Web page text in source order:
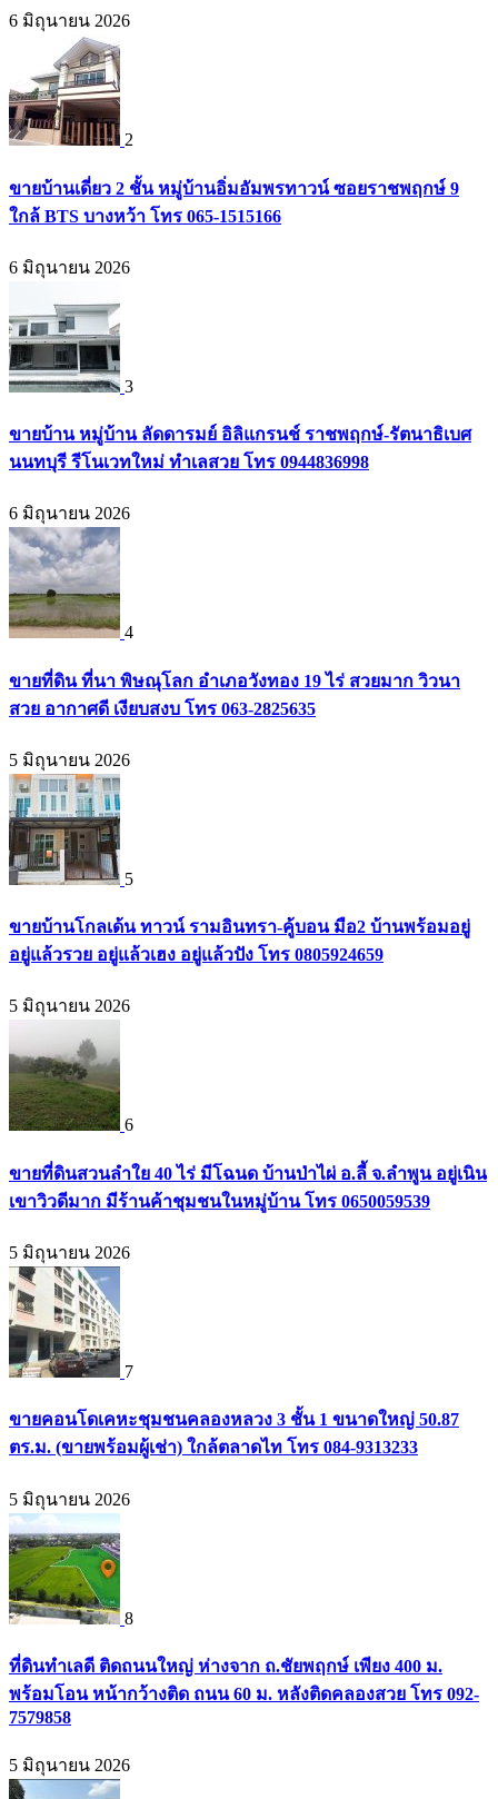
6 มิถุนายน 2026
2
ขายบ้านเดี่ยว 2 ชั้น หมู่บ้านอิ่มอัมพรทาวน์ ซอยราชพฤกษ์ 9
ใกล้ BTS บางหว้า โทร 065-1515166
6 มิถุนายน 2026
3
ขายบ้าน หมู่บ้าน ลัดดารมย์ อิลิแกรนช์ ราชพฤกษ์-รัตนาธิเบศ
นนทบุรี รีโนเวทใหม่ ทำเลสวย โทร 0944836998
6 มิถุนายน 2026
4
ขายที่ดิน ที่นา พิษณุโลก อำเภอวังทอง 19 ไร่ สวยมาก วิวนา
สวย อากาศดี เงียบสงบ โทร 063-2825635
5 มิถุนายน 2026
5
ขายบ้านโกลเด้น ทาวน์ รามอินทรา-คู้บอน มือ2 บ้านพร้อมอยู่
อยู่แล้วรวย อยู่แล้วเฮง อยู่แล้วปัง โทร 0805924659
5 มิถุนายน 2026
6
ขายที่ดินสวนลำใย 40 ไร่ มีโฉนด บ้านป่าไผ่ อ.ลี้ จ.ลำพูน อยู่เนิน
เขาวิวดีมาก มีร้านค้าชุมชนในหมู่บ้าน โทร 0650059539
5 มิถุนายน 2026
7
ขายคอนโดเคหะชุมชนคลองหลวง 3 ชั้น 1 ขนาดใหญ่ 50.87
ตร.ม. (ขายพร้อมผู้เช่า) ใกล้ตลาดไท โทร 084-9313233
5 มิถุนายน 2026
8
ที่ดินทำเลดี ติดถนนใหญ่ ห่างจาก ถ.ชัยพฤกษ์ เพียง 400 ม.
พร้อมโอน หน้ากว้างติด ถนน 60 ม. หลังติดคลองสวย โทร 092-
7579858
5 มิถุนายน 2026